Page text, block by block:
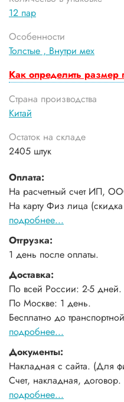
12 пар
Особенности
Толстые , Внутри мех
Как определить
Страна производства
Китай
Остаток на складе
2405 штук
Оплата:
На расчетный счет ИП,
На карту Физ лица
подробнее...
Отгрузка:
1 день после оплаты.
Доставка:
По всей России: 2-5 дней.
По Москве: 1 день.
Бесплатно до
подробнее...
Документы:
Накладная с сайта. (Для
Счет, накладная,
подробнее...